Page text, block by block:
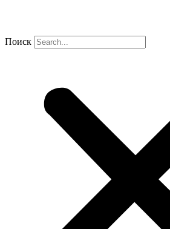
Поиск